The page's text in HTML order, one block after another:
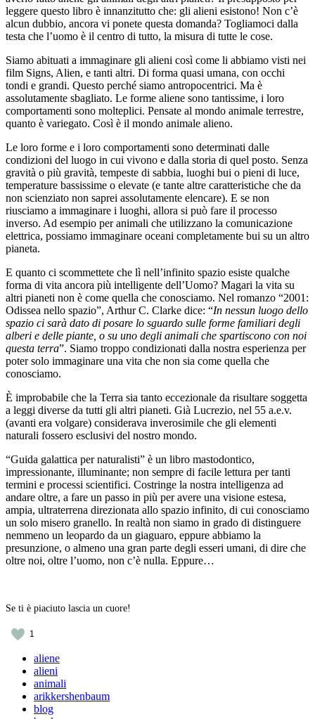
leggere questo libro è innanzitutto che: gli alieni esistono! Non c’è
alcun dubbio, ancora vi ponete questa domanda? Togliamoci dalla
testa che l’uomo è il centro di tutto, la misura di tutte le cose.
Siamo abituati a immaginare gli alieni così come li abbiamo visti nei
film Signs, Alien, e tanti altri. Di forma quasi umana, con occhi
tondi e grandi. Questo perché siamo antropocentrici. Ma è
assolutamente sbagliato. Le forme aliene sono tantissime, i loro
comportamenti sono molteplici. Pensate al mondo animale terrestre,
quanto è variegato. Così è il mondo animale alieno.
Le loro forme e i loro comportamenti sono determinati dalle
condizioni del luogo in cui vivono e dalla storia di quel posto. Senza
gravità o più gravità, tempeste di sabbia, luoghi bui o pieni di luce,
temperature bassissime o elevate (e tante altre caratteristiche che da
non scienziato non saprei assolutamente elencare). E se non
riusciamo a immaginare i luoghi, allora si può fare il processo
inverso. Ad esempio per animali che utilizzano la comunicazione
elettrica, possiamo immaginare oceani completamente bui su un altro
pianeta.
E quanto ci scommettete che lì nell’infinito spazio esiste qualche
forma di vita ancora più intelligente dell’Uomo? Magari la vita su
altri pianeti non è come quella che conosciamo. Nel romanzo “2001:
Odissea nello spazio”, Arthur C. Clarke dice: “In nessun luogo dello
spazio ci sarà dato di posare lo sguardo sulle forme familiari degli
alberi e delle piante, o su uno degli animali che spartiscono con noi
questa terra”. Siamo troppo condizionati dalla nostra esperienza per
poter solo immaginare una vita che non sia come quella che
conosciamo.
È improbabile che la Terra sia tanto eccezionale da risultare soggetta
a leggi diverse da tutti gli altri pianeti. Già Lucrezio, nel 55 a.e.v.
(avanti era volgare) considerava inverosimile che gli elementi
naturali fossero esclusivi del nostro mondo.
“Guida galattica per naturalisti” è un libro mastodontico,
impressionante, illuminante; non sempre di facile lettura per tanti
termini e processi scientifici. Costringe la nostra intelligenza ad
andare oltre, a fare un passo in più per avere una visione estesa,
ampia, ultraterrena direzionata allo spazio infinito, di cui conosciamo
un solo misero granello. In realtà non siamo in grado di distinguere
nemmeno un leopardo da un giaguaro, eppure abbiamo la
presunzione, o almeno una gran parte degli esseri umani, di dire che
oltre noi, oltre l’uomo, non c’è nulla. Eppure…
Se ti è piaciuto lascia un cuore!
1
aliene
alieni
animali
arikkershenbaum
blog